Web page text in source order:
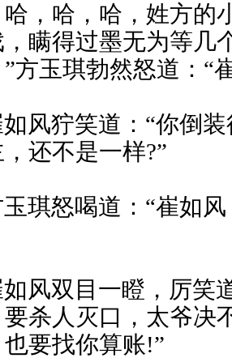
哈，哈，哈，姓方的
，瞒得过墨无为等几
方玉琪勃然怒道：“
风狞笑道：“你倒
还不是一样?”
琪怒喝道：“崔如
风双目一瞪，厉笑
要杀人灭口，太爷决
也要找你算账!”